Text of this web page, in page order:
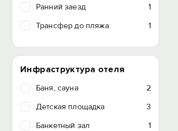
Ранний заезд
1
Трансфер до пляжа
1
Инфраструктура отеля
Баня, сауна
2
Детская площадка
3
Банкетный зал
1